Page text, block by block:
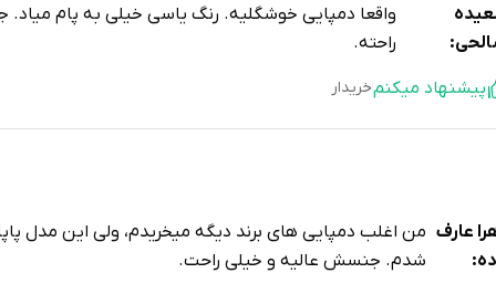
واقعا دمپایی خوشگلیه. رنگ یاسی خیلی به پام
راحته.
پیشنهاد میکنمخریدار
عارف من اغلب دمپایی های برند دیگه میخریدم، ولی این مدل
شدم. جنسش عالیه و خیلی راحت.